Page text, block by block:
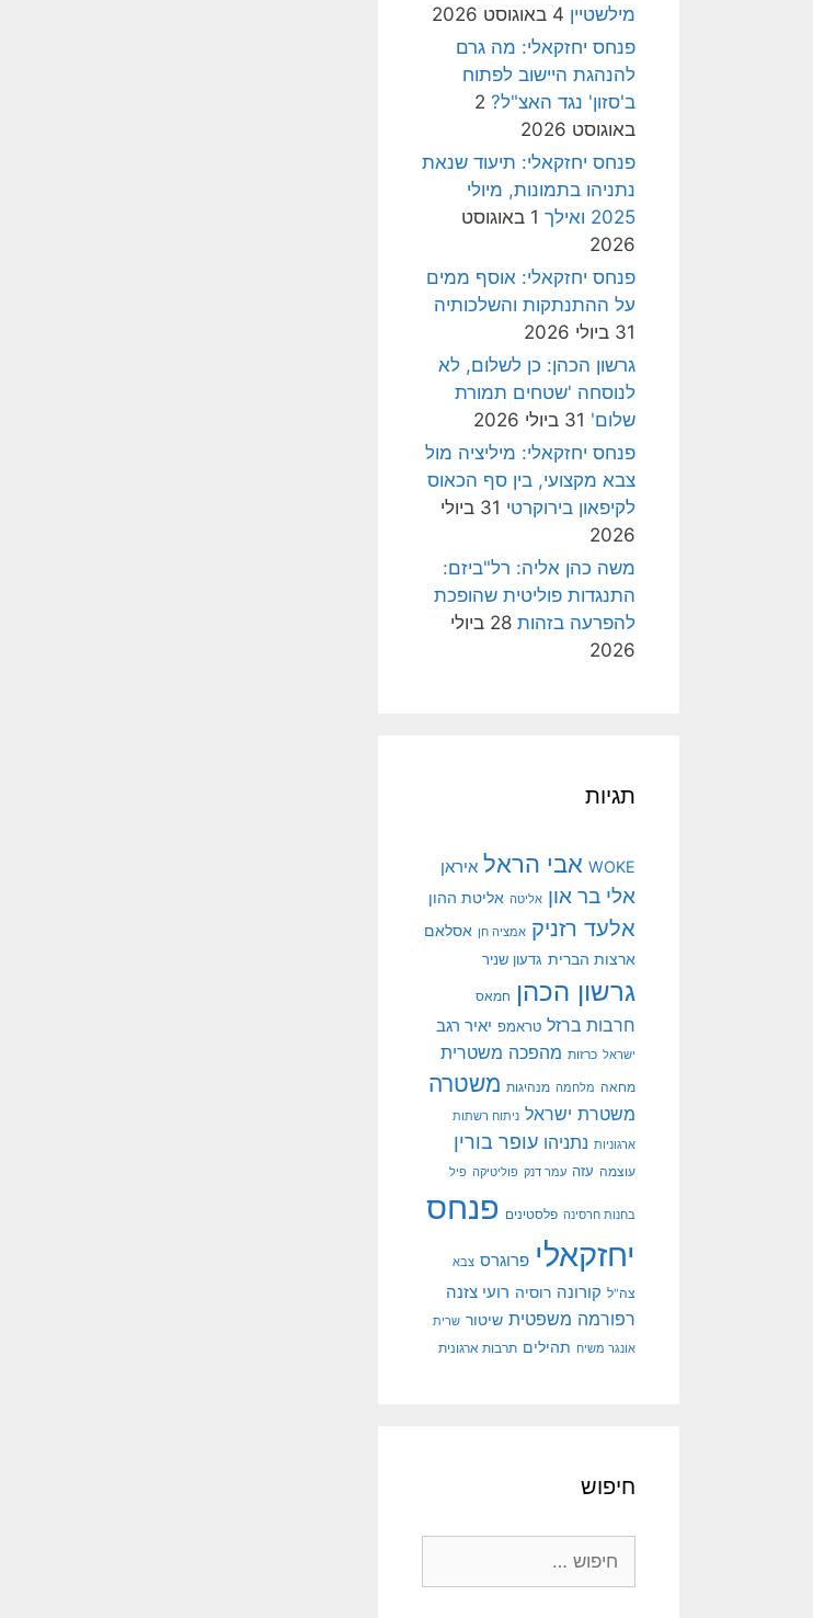
מילשטיין 4 באוגוסט 2026
פנחס יחזקאלי: מה גרם
להנהגת היישוב לפתוח
ב'סזון' נגד האצ"ל? 2
באוגוסט 2026
פנחס יחזקאלי: תיעוד שנאת
נתניהו בתמונות, מיולי
2025 ואילך
1 באוגוסט
2026
פנחס יחזקאלי: אוסף ממים
על ההתנתקות והשלכותיה
31 ביולי 2026
גרשון הכהן: כן לשלום, לא
לנוסחה 'שטחים תמורת
שלום' 31 ביולי 2026
פנחס יחזקאלי: מיליציה מול
צבא מקצועי, בין סף הכאוס
לקיפאון בירוקרטי
31 ביולי
2026
משה כהן אליה: רל"ביזם:
התנגדות פוליטית שהופכת
להפרעה בזהות
28 ביולי
2026
תגיות
WOKE אבי הראל איראן
אלי בר און אליטה אליטת ההון
אלעד רזניק אמציה חן אסלאם
ארצות הברית גדעון שניר
גרשון הכהן חמאס
חרבות ברזל טראמפ יאיר רגב
ישראל כרזות מהפכה משטרית
מחאה מלחמה מנהיגות משטרה
משטרת ישראל ניתוח רשתות
ארגוניות נתניהו עופר בורין
עוצמה עזה עמר דנק פוליטיקה פיל
בחנות חרסינה פלסטינים פנחס
יחזקאלי פרוגרס צבא
צה"ל קורונה רוסיה רועי צזנה
רפורמה משפטית שיטור שרית
אונגר משיח תהילים תרבות ארגונית
חיפוש